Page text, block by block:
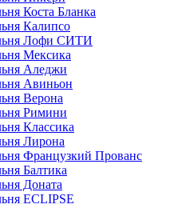
Коста Бланка
Калипсо
Лофи СИТИ
Мексика
Аледжи
Авиньон
Верона
Римини
Классика
Лирона
Французкий Прованс
Балтика
Доната
ECLIPSE